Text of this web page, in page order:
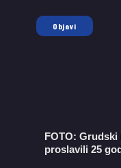
Objavi
FOTO: Grudski
proslavili 25